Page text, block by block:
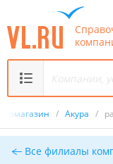
/ Акура /
Все филиалы